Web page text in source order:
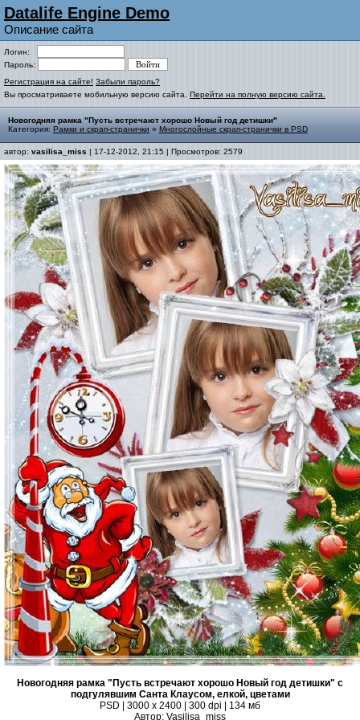
Datalife Engine Demo
Описание сайта
Логин:
Пароль:
Регистрация на сайте! Забыли пароль?
Вы просматриваете мобильную версию сайта. Перейти на полную версию сайта.
Новогодняя рамка "Пусть встречают хорошо Новый год детишки"
Категория: Рамки и скрап-странички » Многослойные скрап-странички в PSD
автор: vasilisa_miss | 17-12-2012, 21:15 | Просмотров: 2579
Новогодняя рамка "Пусть встречают хорошо Новый год детишки" с
подгулявшим Санта Клаусом, елкой, цветами
PSD | 3000 х 2400 | 300 dpi | 134 мб
Автор: Vasilisa_miss